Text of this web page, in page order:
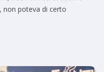
non poteva di certo